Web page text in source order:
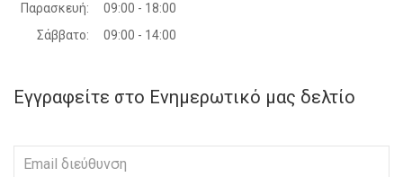
Παρασκευή:
09:00 - 18:00
Σάββατο:
09:00 - 14:00
Εγγραφείτε στο Ενημερωτικό μας δελτίο